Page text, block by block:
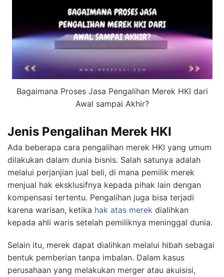
Bagaimana Proses Jasa Pengalihan Merek HKI dari
Awal sampai Akhir?
Jenis Pengalihan Merek HKI
Ada beberapa cara pengalihan merek HKI yang umum
dilakukan dalam dunia bisnis. Salah satunya adalah
melalui perjanjian jual beli, di mana pemilik merek
menjual hak eksklusifnya kepada pihak lain dengan
kompensasi tertentu. Pengalihan juga bisa terjadi
karena warisan, ketika hak atas merek dialihkan
kepada ahli waris setelah pemiliknya meninggal dunia.
Selain itu, merek dapat dialihkan melalui hibah sebagai
bentuk pemberian tanpa imbalan. Dalam kasus
perusahaan yang melakukan merger atau akuisisi,